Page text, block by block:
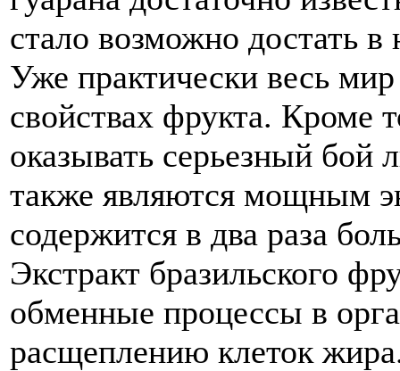
стало возможно достать в
Уже практически весь
свойствах фрукта. Кроме
оказывать серьезный
также являются мощным
содержится в два раза
Экстракт бразильского
обменные процессы в
расщеплению клеток